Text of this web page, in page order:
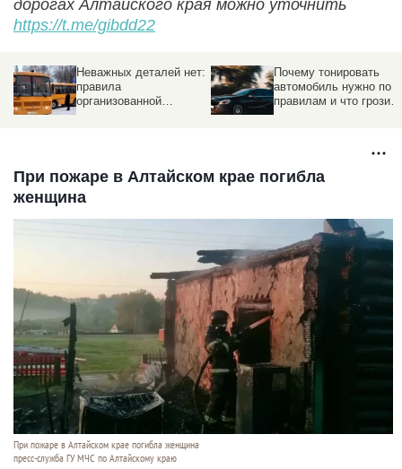
дорогах Алтайского края можно уточнить
https://t.me/gibdd22
Почему тонировать
автомобиль нужно по
правилам и что грозит
Викторина «Как
действовать при
При пожаре в Алтайском крае погибла
женщина
При пожаре в Алтайском крае погибла женщина
пресс-служба ГУ МЧС по Алтайскому краю